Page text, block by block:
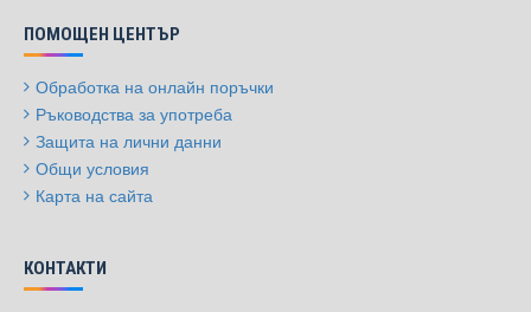
ПОМОЩЕН ЦЕНТЪР
Обработка на онлайн поръчки
Ръководства за употреба
Защита на лични данни
Общи условия
Карта на сайта
КОНТАКТИ